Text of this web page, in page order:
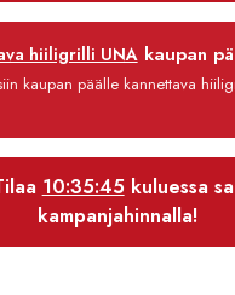
hiiligrilli UNAkaupan
kaupan päälle kannettava
10:35:45kuluessa
kampanjahinnalla!